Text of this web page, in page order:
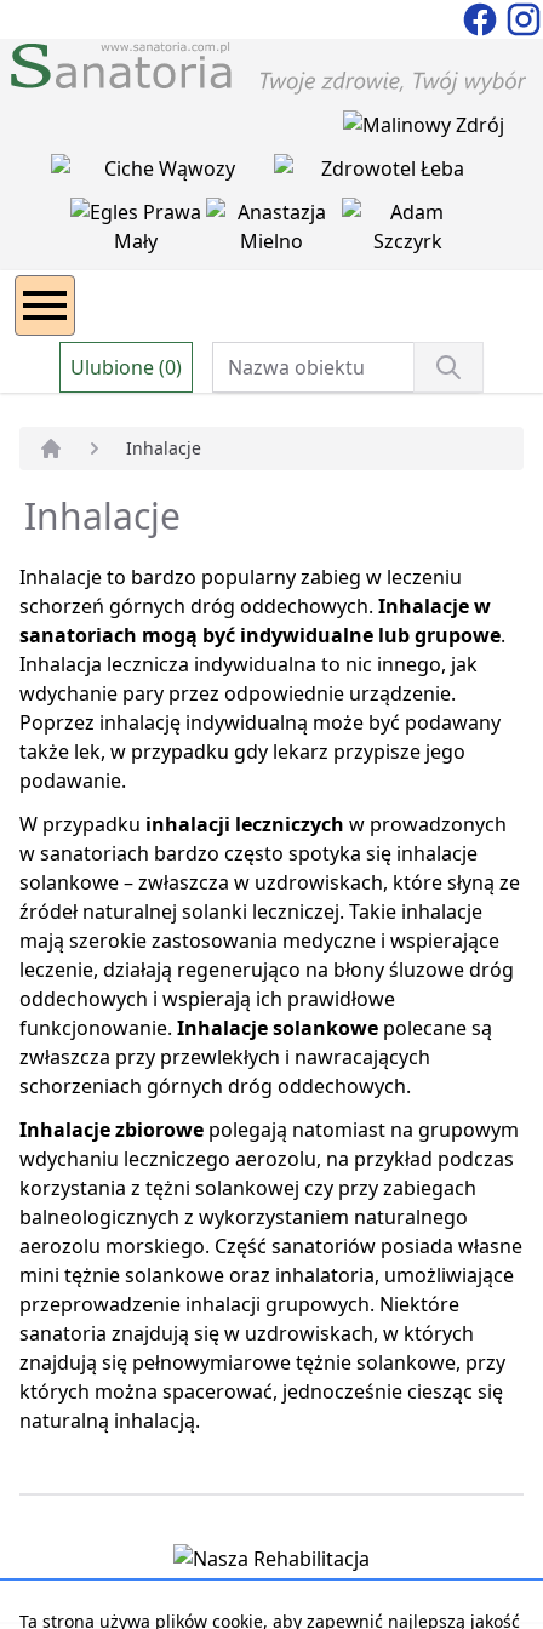
Ulubione (0)
Inhalacje
Inhalacje
Inhalacje to bardzo popularny zabieg w leczeniu
schorzeń górnych dróg oddechowych. Inhalacje w
sanatoriach mogą być indywidualne lub grupowe.
Inhalacja lecznicza indywidualna to nic innego, jak
wdychanie pary przez odpowiednie urządzenie.
Poprzez inhalację indywidualną może być podawany
także lek, w przypadku gdy lekarz przypisze jego
podawanie.
W przypadku inhalacji leczniczych w prowadzonych
w sanatoriach bardzo często spotyka się inhalacje
solankowe – zwłaszcza w uzdrowiskach, które słyną ze
źródeł naturalnej solanki leczniczej. Takie inhalacje
mają szerokie zastosowania medyczne i wspierające
leczenie, działają regenerująco na błony śluzowe dróg
oddechowych i wspierają ich prawidłowe
funkcjonowanie. Inhalacje solankowe polecane są
zwłaszcza przy przewlekłych i nawracających
schorzeniach górnych dróg oddechowych.
Inhalacje zbiorowe polegają natomiast na grupowym
wdychaniu leczniczego aerozolu, na przykład podczas
korzystania z tężni solankowej czy przy zabiegach
balneologicznych z wykorzystaniem naturalnego
aerozolu morskiego. Część sanatoriów posiada własne
mini tężnie solankowe oraz inhalatoria, umożliwiające
przeprowadzenie inhalacji grupowych. Niektóre
sanatoria znajdują się w uzdrowiskach, w których
znajdują się pełnowymiarowe tężnie solankowe, przy
których można spacerować, jednocześnie ciesząc się
naturalną inhalacją.
Ta strona używa plików cookie, aby zapewnić najlepszą jakość